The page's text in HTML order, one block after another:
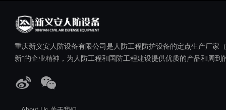
重庆新义安人防设备有限公司是人防工程防护设备的定点生产厂家
新”的企业精神，为人防工程和国防工程建设提供优质的产品和周到